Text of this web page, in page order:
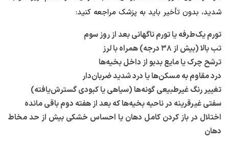
شدید، بدون تأخیر باید به پزشک مراجعه کنید:
تورم یک‌طرفه یا تورم ناگهانی بعد از روز سوم
تب بالا (بیش از ۳۸ درجه) همراه با لرز
ترشح چرک یا مایع بدبو از داخل بخیه‌ها
درد مقاوم به مسکن‌ها یا درد شدید ضربان‌دار
تغییر رنگ غیرطبیعی گونه‌ها (سیاهی یا کبودی گسترش‌یافته)
سفتی غیرقرینه در ناحیه بخیه‌ها که بعد از هفته دوم باقی مانده
اختلال در باز کردن کامل دهان یا احساس خشکی بیش از حد مخاط
دهان